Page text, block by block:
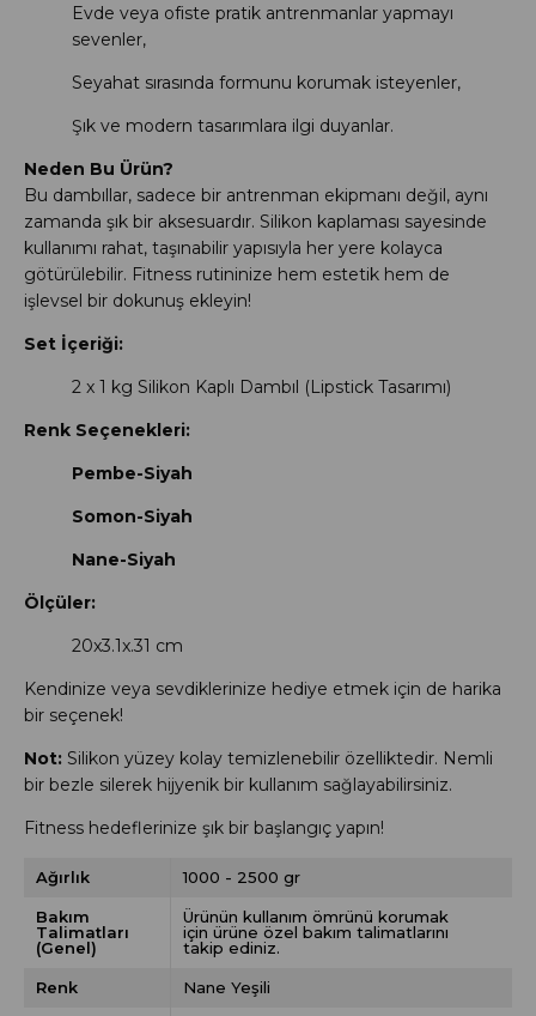
Evde veya ofiste pratik antrenmanlar yapmayı
sevenler,
Seyahat sırasında formunu korumak isteyenler,
Şık ve modern tasarımlara ilgi duyanlar.
Neden Bu Ürün?
Bu dambıllar, sadece bir antrenman ekipmanı değil, aynı
zamanda şık bir aksesuardır. Silikon kaplaması sayesinde
kullanımı rahat, taşınabilir yapısıyla her yere kolayca
götürülebilir. Fitness rutininize hem estetik hem de
işlevsel bir dokunuş ekleyin!
Set İçeriği:
2 x 1 kg Silikon Kaplı Dambıl (Lipstick Tasarımı)
Renk Seçenekleri:
Pembe-Siyah
Somon-Siyah
Nane-Siyah
Ölçüler:
20x3.1x.31 cm
Kendinize veya sevdiklerinize hediye etmek için de harika
bir seçenek!
Not: Silikon yüzey kolay temizlenebilir özelliktedir. Nemli
bir bezle silerek hijyenik bir kullanım sağlayabilirsiniz.
Fitness hedeflerinize şık bir başlangıç yapın!
Ağırlık 1000 - 2500 gr
Bakım
Talimatları
(Genel)
Ürünün kullanım ömrünü korumak
için ürüne özel bakım talimatlarını
takip ediniz.
Renk Nane Yeşili